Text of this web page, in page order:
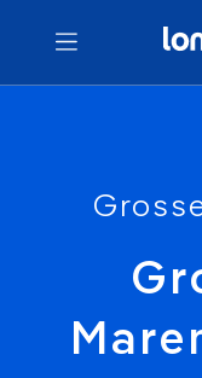
Menu